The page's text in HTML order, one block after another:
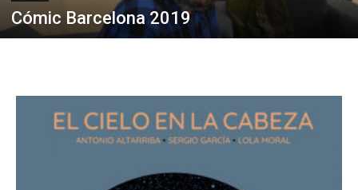
Cómic Barcelona 2019